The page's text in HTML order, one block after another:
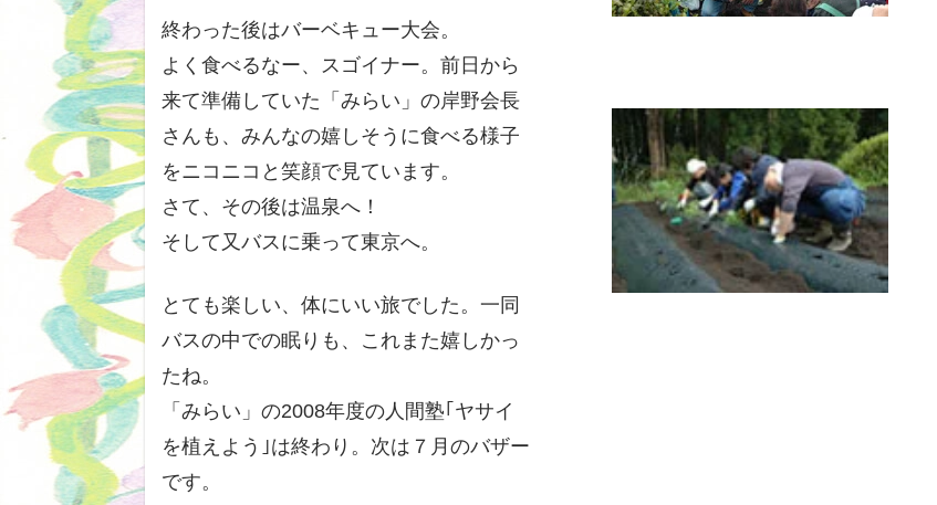
終わった後はバーベキュー大会。
よく食べるなー、スゴイナー。前日から
来て準備していた「みらい」の岸野会長
さんも、みんなの嬉しそうに食べる様子
をニコニコと笑顔で見ています。
さて、その後は温泉へ！
そして又バスに乗って東京へ。
とても楽しい、体にいい旅でした。一同
バスの中での眠りも、これまた嬉しかっ
たね。
「みらい」の2008年度の人間塾｢ヤサイ
を植えよう｣は終わり。次は７月のバザー
です。